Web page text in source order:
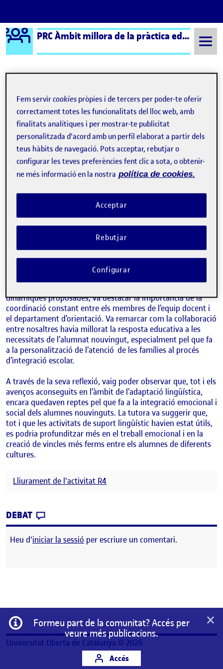
Saltar al contingut
Logo Ágora PRC Àmbit millora de la pràctica educativa (formal) – Aula 2
Semestre 20241 - Aula 2 Entrada 6 Repte 4 Reflexió i feedback
Navegació d'entrades
Anterior : Entrada 5 Repte 4
Publicat perEntrada 6 Repte 4 Reflexió i
Publicat per
Laila Daghouti Arahou
Visibilitat:
Públic-Data de publicació
14 Gen. 2025 -comentari el Entrada 6 Repte 4 Reflexió i feedback
A mesura que el projecte «Integració i Suport a l’Alumnat
l’oportunitat de reflexionar sobre el procés d’implementació
a través del feedback rebut per part de la tutora. Aquesta
reflexió ha estat fonamental per identificar els punts forts de
la intervenció i les possibles àrees de millora per a futures
dinàmiques proposades, va destacar la importància de la
coordinació constant entre els membres de l’equip docent i
el departament d’orientació. Va remarcar com la col·laboració
entre nosaltres havia millorat la resposta educativa a les
necessitats de l’alumnat nouvingut, especialment pel que fa
a la personalització de l’atenció de les famílies al procés
d’integració escolar.
A través de la seva reflexió, vaig poder observar que, tot i els
avenços aconseguits en l’àmbit de l’adaptació lingüística,
encara quedaven reptes pel que fa a la integració emocional i
social dels alumnes nouvinguts. La tutora va suggerir que,
tot i que les activitats de suport lingüístic havien estat útils,
es podria profunditzar més en el treball emocional i en la
creació de vincles més ferms entre els alumnes de diferents
cultures.
Lliurament de l'activitat R4
DEBAT
Heu d'iniciar la sessió per escriure un comentari.
Informació
Formeu part de la comunitat? Accés per
veure més publicacions.
Accés
×
Universitat Oberta de Catalunya © 2026
Fem servircookies pròpies i de tercers per poder-te oferir
correctament totes les funcionalitats del lloc web, amb
finalitats analítiques i per mostrar-te publicitat
personalitzada d'acord amb un perfil elaborat a partir dels
teus hàbits de navegació. Pots acceptar, rebutjar o
configurar les teves preferències fent clic a sota, o obtenir-
ne més informació en la nostra política de cookies.
Rebutjar
Acceptar
Configurar